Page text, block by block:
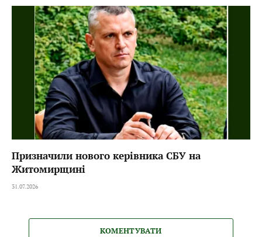
Призначили нового керівника СБУ на
Житомирщині
31.07.2026
КОМЕНТУВАТИ